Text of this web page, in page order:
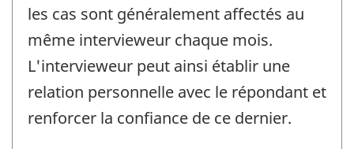
les cas sont généralement affectés au
même intervieweur chaque mois.
L'intervieweur peut ainsi établir une
relation personnelle avec le répondant et
renforcer la confiance de ce dernier.